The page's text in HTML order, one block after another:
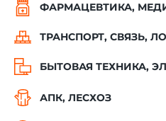
ФАРМАЦЕВТИКА,
ТРАНСПОРТ, СВЯЗЬ,
БЫТОВАЯ ТЕХНИКА,
АПК, ЛЕСХОЗ